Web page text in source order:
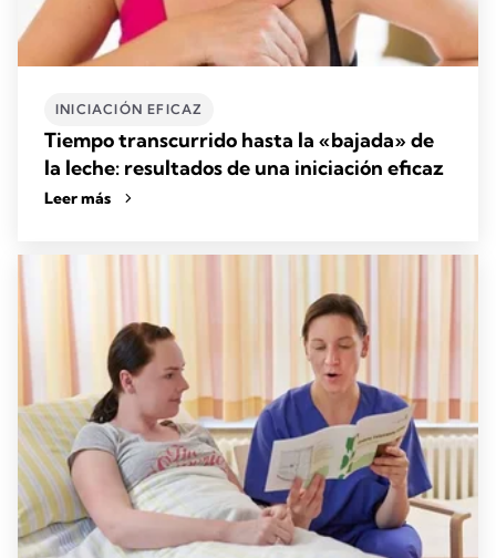
INICIACIÓN EFICAZ
Tiempo transcurrido hasta la «bajada» de
la leche: resultados de una iniciación eficaz
Leer más